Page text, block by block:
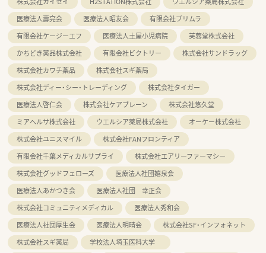
医療法人壽亮会
医療法人昭友会
有限会社プリムラ
有限会社ケージーエフ
医療法人土屋小児病院
芙蓉堂株式会社
かちどき薬品株式会社
有限会社ビクトリー
株式会社サンドラッグ
株式会社カワチ薬品
株式会社スギ薬局
株式会社ディー・シー・トレーディング
株式会社タイガー
医療法人啓仁会
株式会社ケアブレーン
株式会社悠久堂
ミアヘルサ株式会社
ウエルシア薬局株式会社
オーケー株式会社
株式会社ユニスマイル
株式会社FANフロンティア
有限会社千葉メディカルサプライ
株式会社エアリーファーマシー
株式会社グッドフェローズ
医療法人社団嬉泉会
医療法人あかつき会
医療法人社団 幸正会
株式会社コミュニティメディカル
医療法人秀和会
医療法人社団厚生会
医療法人明晴会
株式会社SF・インフォネット
株式会社スギ薬局
学校法人埼玉医科大学